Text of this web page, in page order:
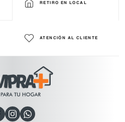
RETIRO EN LOCAL
ATENCIÓN AL CLIENTE
 